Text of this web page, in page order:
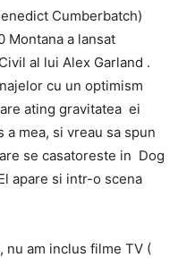
Cumberbatch)
Montana a lansat
al lui Alex Garland .
cu un optimism
ating gravitatea ei
a mea, si vreau sa spun
se casatoreste in Dog
apare si intr-o scena
nu am inclus filme TV (